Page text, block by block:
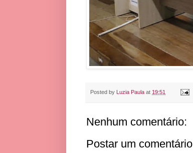
Posted by Luzia Paula at 19:51
Nenhum comentário:
Postar um comentário